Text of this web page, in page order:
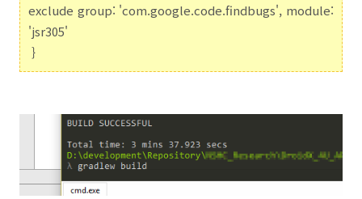
exclude group: 'com.google.code.findbugs', module:
'jsr305'
}